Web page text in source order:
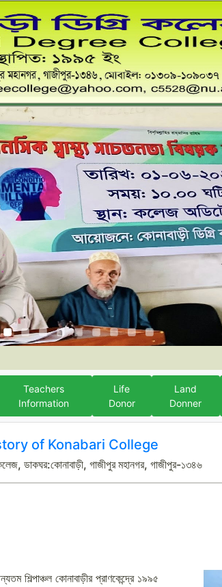
ডিগ্রি কলেজ
স্থাপিত: ১৯৯৫ খ্রী:
গাজীপুর মহানগর, গাজীপুর-১৩৪৬,০১৩০৯-১০৯০৩৭
Teachers
Information
Life
Donor
Land
Donner
of Konabari College
ডাকঘর:কোনাবাড়ী, গাজীপুর মহানগর, গাজীপুর-১৩৪৬
শিল্পাঞ্চল কোনাবাড়ীর প্রাণকেন্দ্রে ১৯৯৫